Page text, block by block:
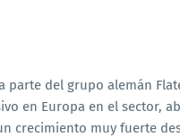
parte del grupo alemán
en Europa en el sector,
crecimiento muy fuerte